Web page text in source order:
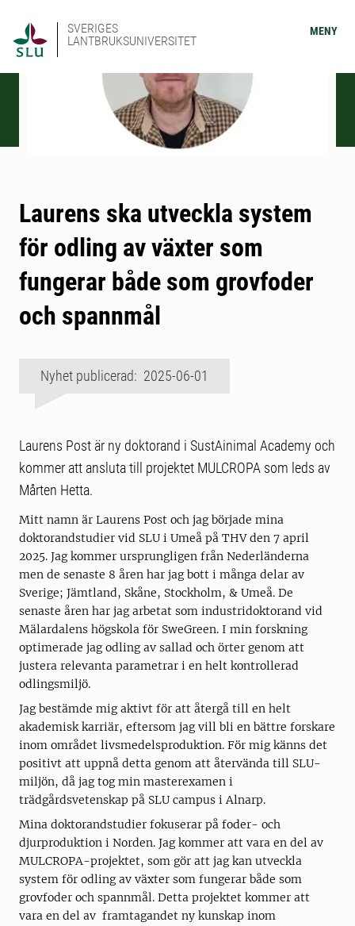
SVERIGES
LANTBRUKSUNIVERSITET
MENY
Laurens ska utveckla system
för odling av växter som
fungerar både som grovfoder
och spannmål
Nyhet publicerad: 2025-06-01
Laurens Post är ny doktorand i SustAinimal Academy och
kommer att ansluta till projektet MULCROPA som leds av
Mårten Hetta.
Mitt namn är Laurens Post och jag började mina
doktorandstudier vid SLU i Umeå på THV den 7 april
2025. Jag kommer ursprungligen från Nederländerna
men de senaste 8 åren har jag bott i många delar av
Sverige; Jämtland, Skåne, Stockholm, & Umeå. De
senaste åren har jag arbetat som industridoktorand vid
Mälardalens högskola för SweGreen. I min forskning
optimerade jag odling av sallad och örter genom att
justera relevanta parametrar i en helt kontrollerad
odlingsmiljö.
Jag bestämde mig aktivt för att återgå till en helt
akademisk karriär, eftersom jag vill bli en bättre forskare
inom området livsmedelsproduktion. För mig känns det
positivt att uppnå detta genom att återvända till SLU-
miljön, då jag tog min masterexamen i
trädgårdsvetenskap på SLU campus i Alnarp.
Mina doktorandstudier fokuserar på foder- och
djurproduktion i Norden. Jag kommer att vara en del av
MULCROPA-projektet, som gör att jag kan utveckla
system för odling av växter som fungerar både som
grovfoder och spannmål. Detta projektet kommer att
vara en del av framtagandet ny kunskap inom